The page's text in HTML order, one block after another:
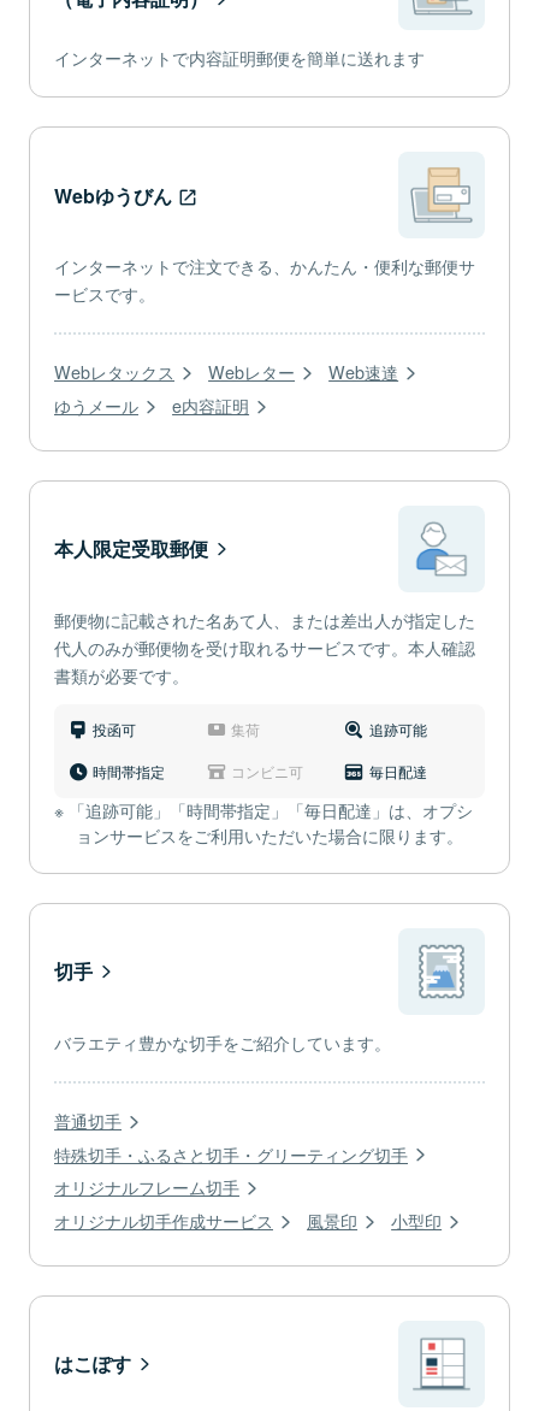
インターネットで内容証明郵便を簡単に送れます
Webゆうびん
インターネットで注文できる、かんたん・便利な郵便サ
ービスです。
Webレタックス Webレター
Web速達
ゆうメール
e内容証明
本人限定受取郵便
郵便物に記載された名あて人、または差出人が指定した
代人のみが郵便物を受け取れるサービスです。本人確認
書類が必要です。
投函可 集荷 追跡可能
時間帯指定 コンビニ可 毎日配達
「追跡可能」「時間帯指定」「毎日配達」は、オプシ
ョンサービスをご利用いただいた場合に限ります。
切手
バラエティ豊かな切手をご紹介しています。
普通切手
特殊切手・ふるさと切手・グリーティング切手
オリジナルフレーム切手
オリジナル切手作成サービス
風景印 小型印
はこぽす